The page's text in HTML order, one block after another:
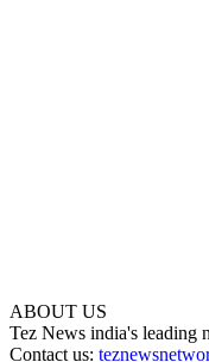
ABOUT US
Tez News india's leading
Contact us: